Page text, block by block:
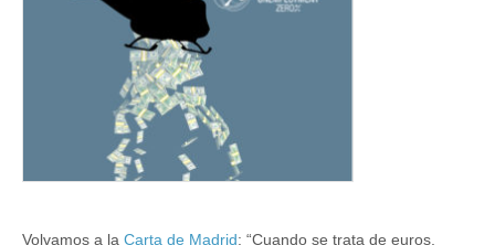
Volvamos a la Carta de Madrid: “Cuando se trata de euros,